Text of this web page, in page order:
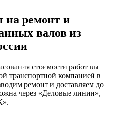
на ремонт и
валов из
стоимости работ вы
транспортной компанией в
ремонт и доставляем до
через «Деловые линии»,